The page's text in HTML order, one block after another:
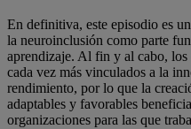
En definitiva, este episodio es
la neuroinclusión como parte
aprendizaje. Al fin y al cabo, los
cada vez más vinculados a la
rendimiento, por lo que la
adaptables y favorables
organizaciones para las que